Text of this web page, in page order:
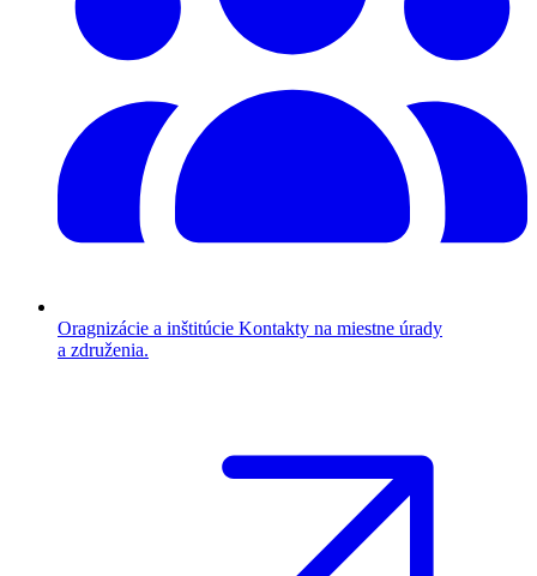
Oragnizácie a inštitúcie Kontakty na miestne úrady
a združenia.